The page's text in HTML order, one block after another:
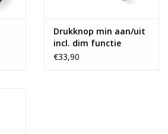
Drukknop min aan/uit
incl. dim functie
€33,90